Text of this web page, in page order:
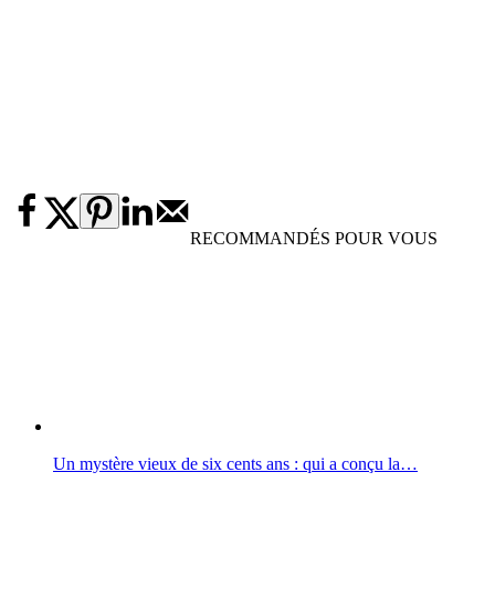
RECOMMANDÉS POUR VOUS
Un mystère vieux de six cents ans : qui a conçu la…